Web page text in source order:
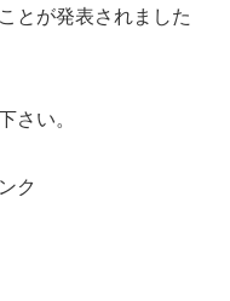
とが発表されました
さい。
ク